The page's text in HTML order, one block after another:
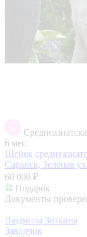
6 мес.
Щенок
Саранск, Зелёная ул.
60 000 ₽
Подарок
Документы
Людмила Зоткина
Заводчик